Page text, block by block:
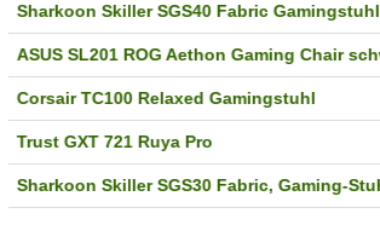
Sharkoon Skiller SGS40 Fabric
ASUS SL201 ROG Aethon Gaming Chair
Corsair TC100 Relaxed Gamingstuhl
Trust GXT 721 Ruya Pro
Sharkoon Skiller SGS30 Fabric, Gaming-